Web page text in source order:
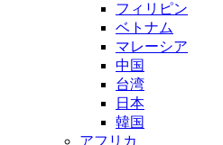
フィリピン
ベトナム
マレーシア
中国
台湾
日本
韓国
アフリカ